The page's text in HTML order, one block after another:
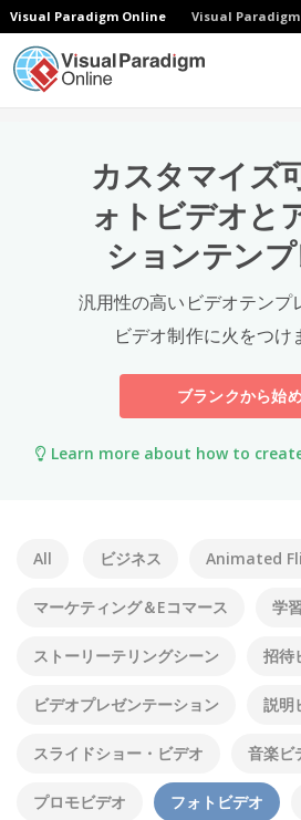
Visual Paradigm Online Visual
カスタマイズ
ォトビデオと
ションテン
汎用性の高いビデオテンプ
ビデオ制作に火をつけ
ブランクから始
Learn more about how to
All ビジネス Animated
マーケティング＆Eコマース 学
ストーリーテリングシーン 招待
ビデオプレゼンテーション 説明
スライドショー・ビデオ 音楽ビ
プロモビデオ フォトビデオ